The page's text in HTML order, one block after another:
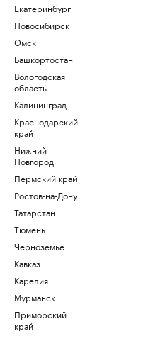
Екатеринбург
Новосибирск
Омск
Башкортостан
Вологодская
область
Калининград
Краснодарский
край
Нижний
Новгород
Пермский край
Ростов-на-Дону
Татарстан
Тюмень
Черноземье
Кавказ
Карелия
Мурманск
Приморский
край